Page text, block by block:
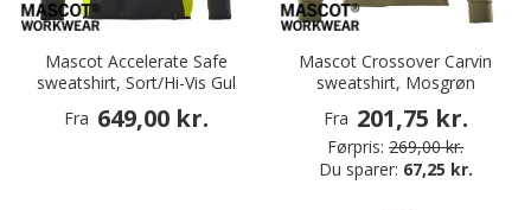
Mascot Accelerate Safe
sweatshirt, Sort/Hi-Vis Gul
Fra 649,00 kr.
Mascot Crossover Carvin
sweatshirt, Mosgrøn
Fra 201,75 kr.
Førpris: 269,00 kr.
Du sparer: 67,25 kr.